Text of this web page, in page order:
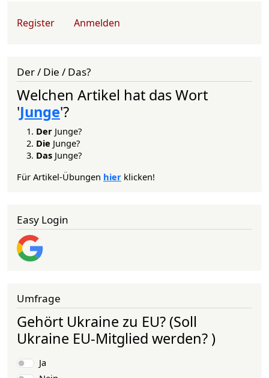
User account menu
Register Anmelden
Der / Die / Das?
Welchen Artikel hat das Wort
'Junge'?
Der Junge?
Die Junge?
Das Junge?
Für Artikel-Übungen hier klicken!
Easy Login
Umfrage
Gehört Ukraine zu EU? (Soll
Ukraine EU-Mitglied werden? )
Auswahlmöglichkeiten
Ja